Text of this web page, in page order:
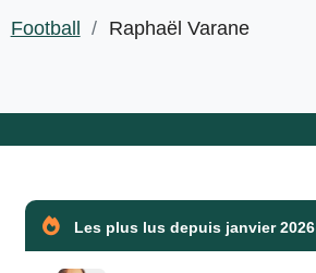
Football / Raphaël Varane
Les plus lus depuis janvier 2026